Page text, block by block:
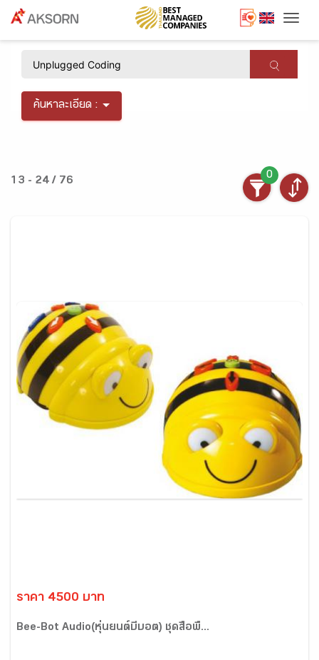
ค้นหาละเอียด :
13 - 24 / 76
0
ราคา 4500 บาท
Bee-Bot Audio(หุ่นยนต์บีบอต) ชุดสื่อพื้...